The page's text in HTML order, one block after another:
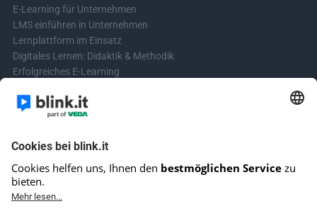
E-Learning für Unternehmen
LMS einführen in Unternehmen
Lernplattform im Einsatz
Digitales Lernen: Didaktik & Methodik
Erfolgreiches E-Learning
Learning & Development
Videos für Online-Kurse erstellen
Kontakt aufnehmen
Kontaktformular
Fragen? Schreibe uns!